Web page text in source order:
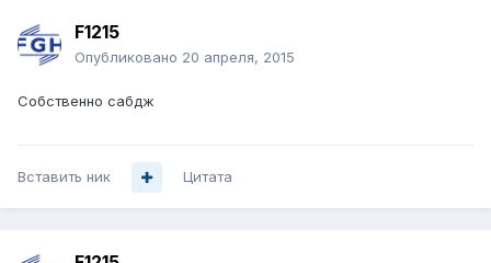
F1215
Опубликовано 20 апреля, 2015
Собственно сабдж
Вставить ник Цитата